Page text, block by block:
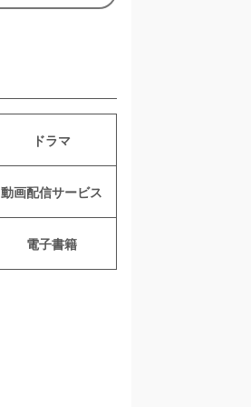
ドラマ
動画配信サービス
電子書籍